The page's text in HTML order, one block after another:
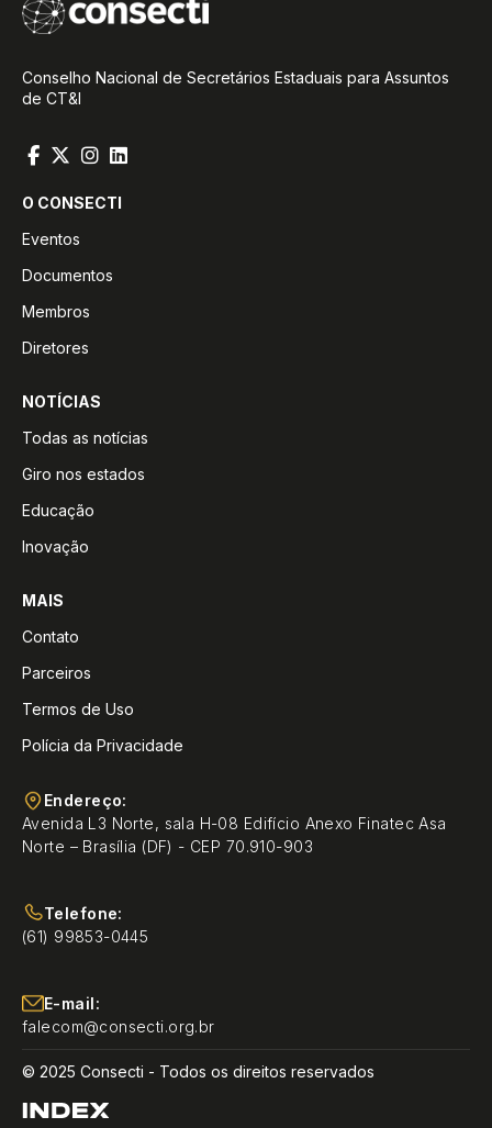
Conselho Nacional de Secretários Estaduais para Assuntos
de CT&I
O CONSECTI
Eventos
Documentos
Membros
Diretores
NOTÍCIAS
Todas as notícias
Giro nos estados
Educação
Inovação
MAIS
Contato
Parceiros
Termos de Uso
Polícia da Privacidade
Endereço:
Avenida L3 Norte, sala H-08 Edifício Anexo Finatec Asa
Norte – Brasília (DF) - CEP 70.910-903
Telefone:
(61) 99853-0445
E-mail:
falecom@consecti.org.br
© 2025 Consecti - Todos os direitos reservados